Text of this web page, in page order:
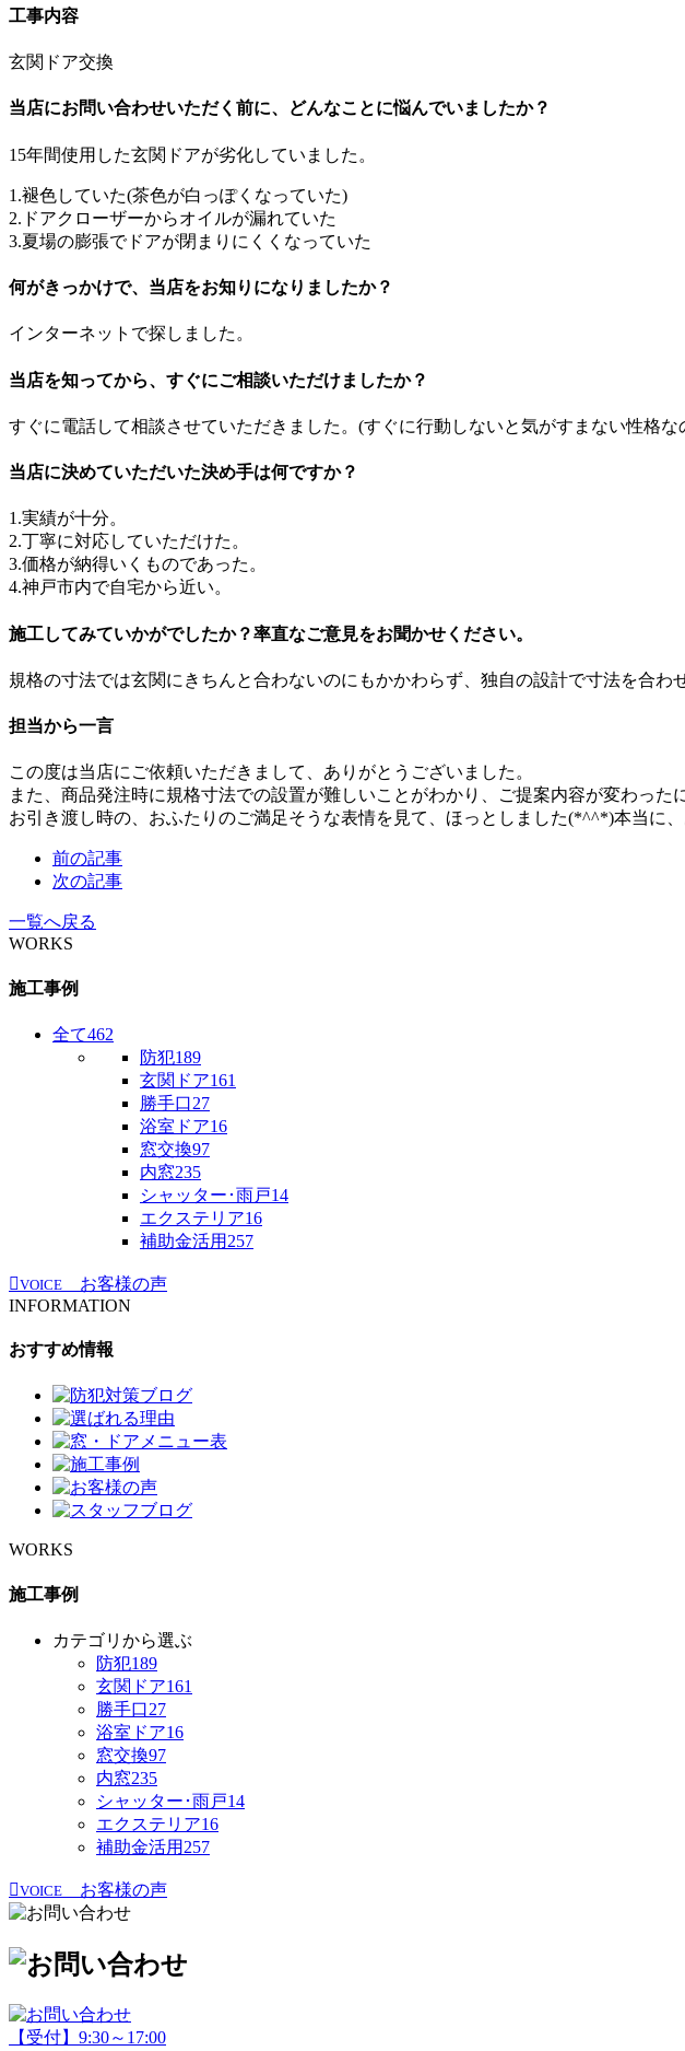
工事内容
玄関ドア交換
当店にお問い合わせいただく前に、どんなことに悩んでいましたか？
15年間使用した玄関ドアが劣化していました。
1.褪色していた(茶色が白っぽくなっていた)
2.ドアクローザーからオイルが漏れていた
3.夏場の膨張でドアが閉まりにくくなっていた
何がきっかけで、当店をお知りになりましたか？
インターネットで探しました。
当店を知ってから、すぐにご相談いただけましたか？
すぐに電話して相談させていただきました。(すぐに行動しないと気がすまない性格な
当店に決めていただいた決め手は何ですか？
1.実績が十分。
2.丁寧に対応していただけた。
3.価格が納得いくものであった。
4.神戸市内で自宅から近い。
施工してみていかがでしたか？率直なご意見をお聞かせください。
規格の寸法では玄関にきちんと合わないのにもかかわらず、独自の設計で寸法を合
担当から一言
この度は当店にご依頼いただきまして、ありがとうございました。
また、商品発注時に規格寸法での設置が難しいことがわかり、ご提案内容が変わった
お引き渡し時の、おふたりのご満足そうな表情を見て、ほっとしました(*^^*)本当に、
前の記事
次の記事
一覧へ戻る
WORKS
施工事例
全て462
防犯189
玄関ドア161
勝手口27
浴室ドア16
窓交換97
内窓235
シャッター･雨戸14
エクステリア16
補助金活用 257
VOICE
お客様の声
INFORMATION
おすすめ情報
WORKS
施工事例
カテゴリから選ぶ
防犯189
玄関ドア161
勝手口27
浴室ドア16
窓交換97
内窓235
シャッター･雨戸14
エクステリア16
補助金活用 257
VOICE お客様の声
【受付】9:30～17:00